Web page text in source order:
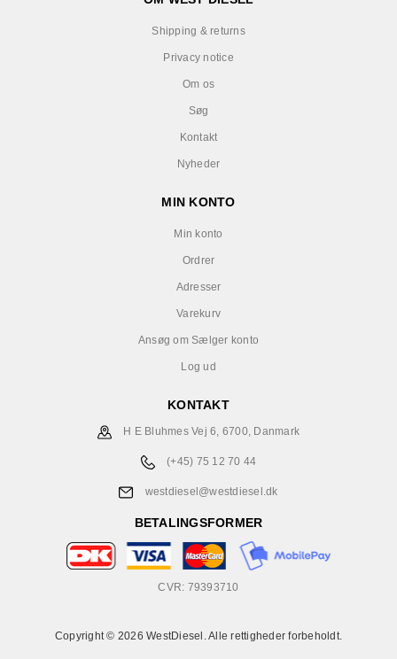
Shipping & returns
Privacy notice
Om os
Søg
Kontakt
Nyheder
MIN KONTO
Min konto
Ordrer
Adresser
Varekurv
Ansøg om Sælger konto
Log ud
KONTAKT
H E Bluhmes Vej 6, 6700, Danmark
(+45) 75 12 70 44
westdiesel@westdiesel.dk
BETALINGSFORMER
CVR: 79393710
Copyright © 2026 WestDiesel. Alle rettigheder forbeholdt.